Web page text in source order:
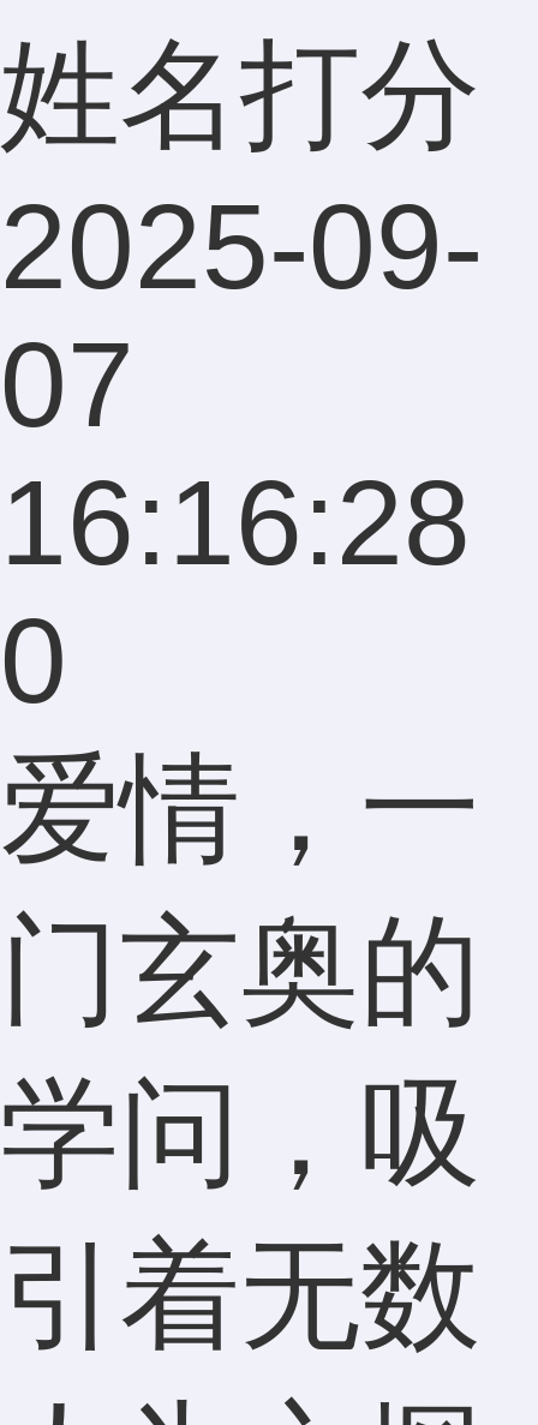
姓名打分
2025-09-
07
16:16:28
0
爱情，一
门玄奥的
学问，吸
引着无数